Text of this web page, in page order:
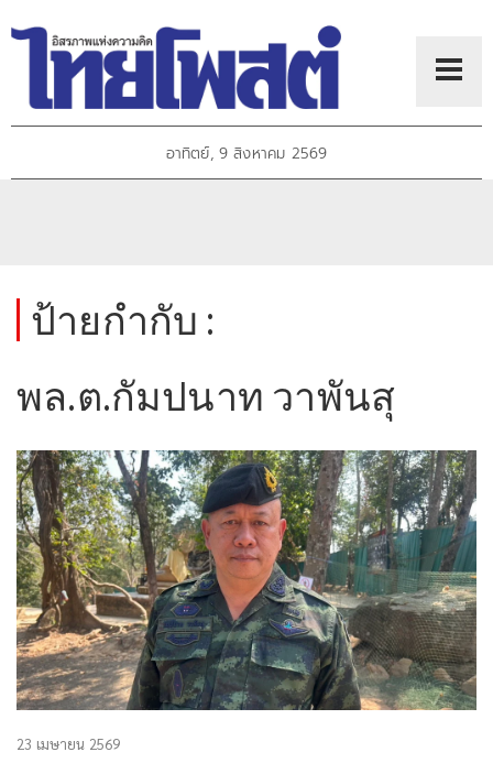
อาทิตย์, 9 สิงหาคม 2569
ป้ายกำกับ :
พล.ต.กัมปนาท วาพันสุ
23 เมษายน 2569